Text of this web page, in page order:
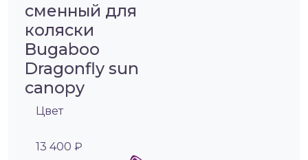
сменный для
коляски
Bugaboo
Dragonfly sun
canopy
Цвет
13 400 ₽